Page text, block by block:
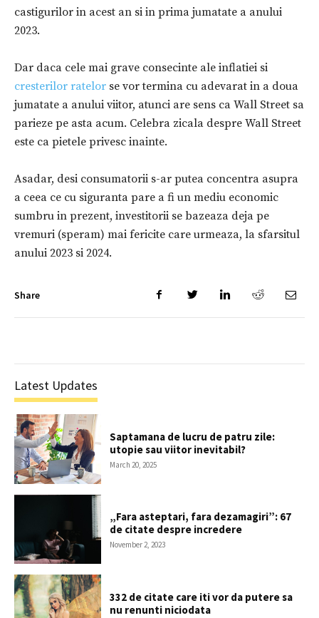
castigurilor in acest an si in prima jumatate a anului
2023.
Dar daca cele mai grave consecinte ale inflatiei si
cresterilor ratelor se vor termina cu adevarat in a doua
jumatate a anului viitor, atunci are sens ca Wall Street sa
parieze pe asta acum. Celebra zicala despre Wall Street
este ca pietele privesc inainte.
Asadar, desi consumatorii s-ar putea concentra asupra
a ceea ce cu siguranta pare a fi un mediu economic
sumbru in prezent, investitorii se bazeaza deja pe
vremuri (speram) mai fericite care urmeaza, la sfarsitul
anului 2023 si 2024.
Share
Latest Updates
Saptamana de lucru de patru zile:
utopie sau viitor inevitabil?
March 20, 2025
„Fara asteptari, fara dezamagiri”: 67
de citate despre incredere
November 2, 2023
332 de citate care iti vor da putere sa
nu renunti niciodata